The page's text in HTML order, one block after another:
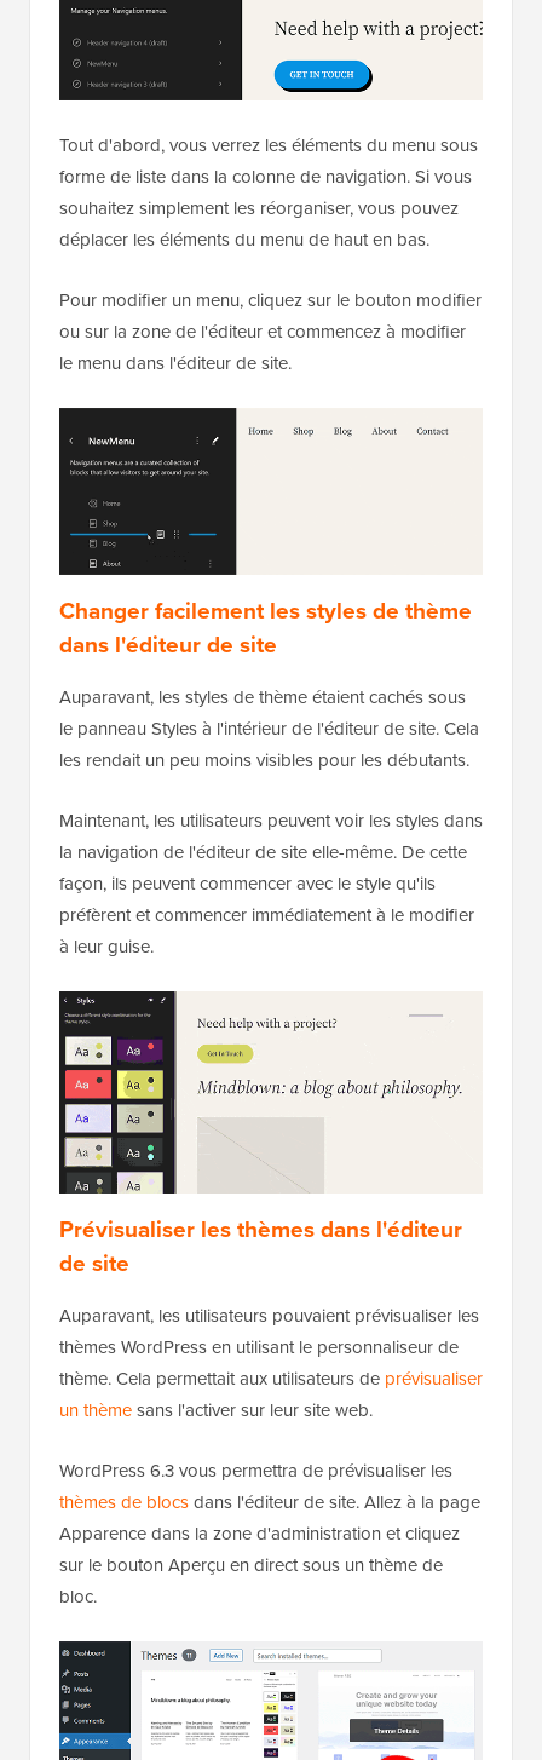
Tout d'abord, vous verrez les éléments du menu sous
forme de liste dans la colonne de navigation. Si vous
souhaitez simplement les réorganiser, vous pouvez
déplacer les éléments du menu de haut en bas.
Pour modifier un menu, cliquez sur le bouton modifier
ou sur la zone de l'éditeur et commencez à modifier
le menu dans l'éditeur de site.
Changer facilement les styles de thème
dans l'éditeur de site
Auparavant, les styles de thème étaient cachés sous
le panneau Styles à l'intérieur de l'éditeur de site. Cela
les rendait un peu moins visibles pour les débutants.
Maintenant, les utilisateurs peuvent voir les styles dans
la navigation de l'éditeur de site elle-même. De cette
façon, ils peuvent commencer avec le style qu'ils
préfèrent et commencer immédiatement à le modifier
à leur guise.
Prévisualiser les thèmes dans l'éditeur
de site
Auparavant, les utilisateurs pouvaient prévisualiser les
thèmes WordPress en utilisant le personnaliseur de
thème. Cela permettait aux utilisateurs de prévisualiser
un thèmesans l'activer sur leur site web.
WordPress 6.3 vous permettra de prévisualiser les
thèmes de blocsdans l'éditeur de site. Allez à la page
Apparence dans la zone d'administration et cliquez
sur le bouton Aperçu en direct sous un thème de
bloc.